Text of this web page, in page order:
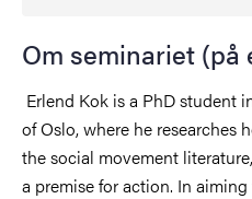
Om seminariet (på
Erlend Kok is a PhD student
of Oslo, where he researches
the social movement
a premise for action. In